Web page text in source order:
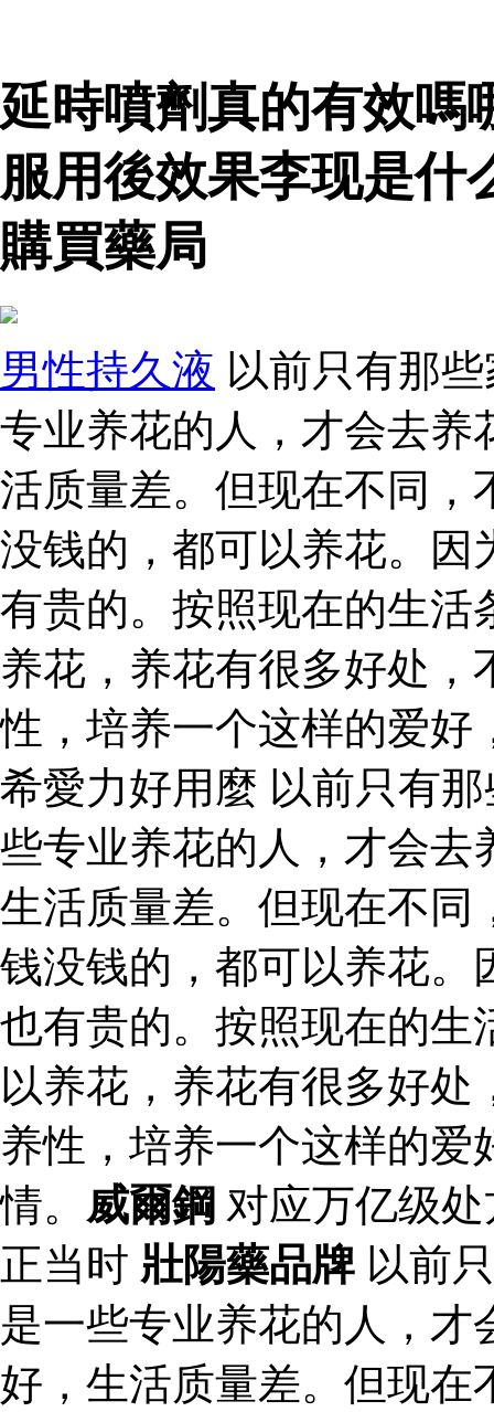
延時噴劑真的有效嗎
服用後效果李现是什
購買藥局
男性持久液 以前只有那
专业养花的人，才会去养
活质量差。但现在不同，
没钱的，都可以养花。因
有贵的。按照现在的生活
养花，养花有很多好处
性，培养一个这样的爱好
希愛力好用麼 以前只有
些专业养花的人，才会去
生活质量差。但现在不同
钱没钱的，都可以养花。
也有贵的。按照现在的生
以养花，养花有很多好
养性，培养一个这样的
情。 威爾鋼 对应万亿级
正当时 壯陽藥品牌 以前
是一些专业养花的人，
好，生活质量差。但现在